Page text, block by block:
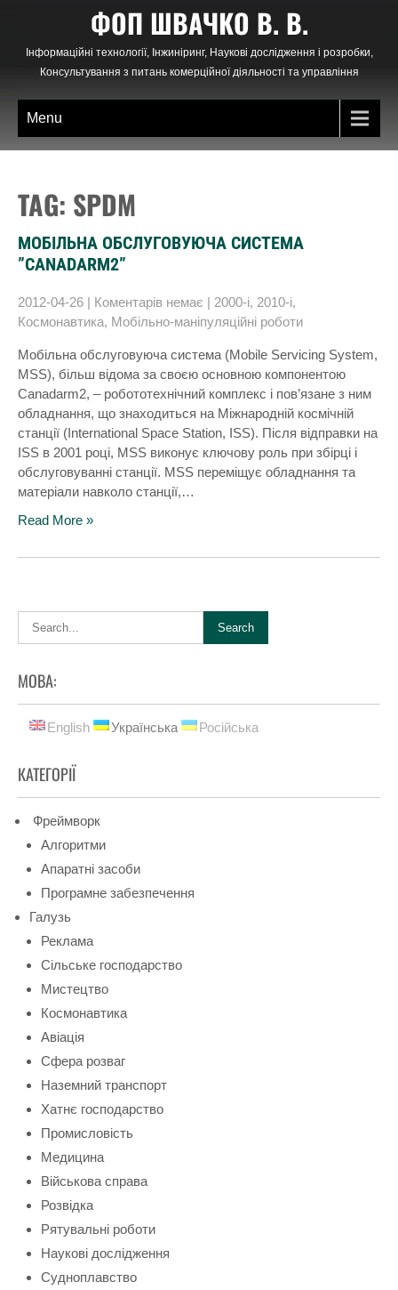
content
ФОП ШВАЧКО В. В.
Інформаційні технології, Інжиніринг, Наукові дослідження і розробки,
Консультування з питань комерційної діяльності та управління
Menu
TAG: SPDM
МОБІЛЬНА ОБСЛУГОВУЮЧА СИСТЕМА
”CANADARM2”
2012-04-26 | Коментарів немає | 2000-і, 2010-і,
Космонавтика, Мобільно-маніпуляційні роботи
Мобільна обслуговуюча система (Mobile Servicing System,
MSS), більш відома за своєю основною компонентою
Canadarm2, – робототехнічний комплекс і пов’язане з ним
обладнання, що знаходиться на Міжнародній космічній
станції (International Space Station, ISS). Після відправки на
ISS в 2001 році, MSS виконує ключову роль при збірці і
обслуговуванні станції. MSS переміщує обладнання та
матеріали навколо станції,…
Read More »
МОВА:
English Українська Російська
КАТЕГОРІЇ
Фреймворк
Алгоритми
Апаратні засоби
Програмне забезпечення
Галузь
Реклама
Сільське господарство
Мистецтво
Космонавтика
Авіація
Сфера розваг
Наземний транспорт
Хатнє господарство
Промисловість
Медицина
Військова справа
Розвідка
Рятувальні роботи
Наукові дослідження
Судноплавство